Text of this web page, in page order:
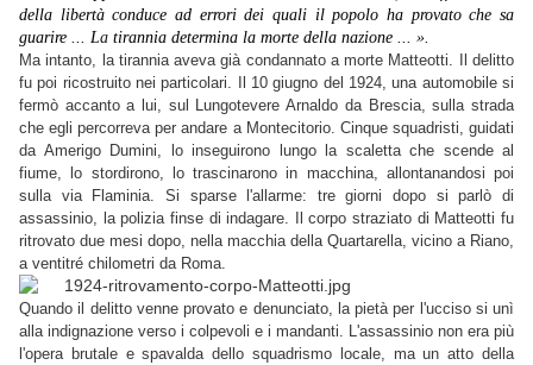
della libertà conduce ad errori dei quali il popolo ha provato che sa
guarire ... La tirannia determina la morte della nazione ... ».
Ma intanto, la tirannia aveva già condannato a morte Matteotti. Il delitto
fu poi ricostruito nei particolari. Il 10 giugno del 1924, una automobile si
fermò accanto a lui, sul Lungotevere Arnaldo da Brescia, sulla strada
che egli percorreva per andare a Montecitorio. Cinque squa­dristi, guidati
da Amerigo Dumini, lo inseguirono lungo la scaletta che scende al
fiume, lo stordirono, lo trascinarono in macchina, allontanandosi poi
sulla via Flaminia. Si sparse l'allarme: tre giorni dopo si parlò di
assassinio, la polizia finse di indagare. Il corpo straziato di Matteotti fu
ritrovato due mesi dopo, nella macchia della Quartarella, vicino a Riano,
a ventitré chilometri da Roma.
Quando il delitto venne provato e denunciato, la pietà per l'ucciso si unì
alla indignazione verso i colpevoli e i mandanti. L'assassinio non era più
l'opera brutale e spavalda dello squadrismo locale, ma un atto della